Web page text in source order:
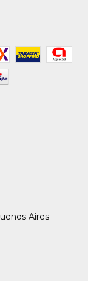
Aires